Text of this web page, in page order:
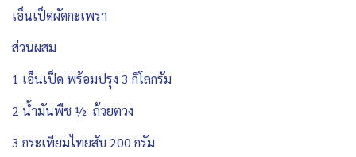
เอ็นเป็ดผัดกะเพรา
ส่วนผสม
1 เอ็นเป็ด พร้อมปรุง 3 กิโลกรัม
2 น้ำมันพืช ½ ถ้วยตวง
3 กระเทียมไทยสับ 200 กรัม